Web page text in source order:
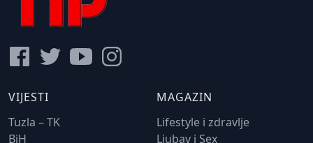
VIJESTI
Tuzla – TK
BiH
MAGAZIN
Lifestyle i zdravlje
Ljubav i Sex